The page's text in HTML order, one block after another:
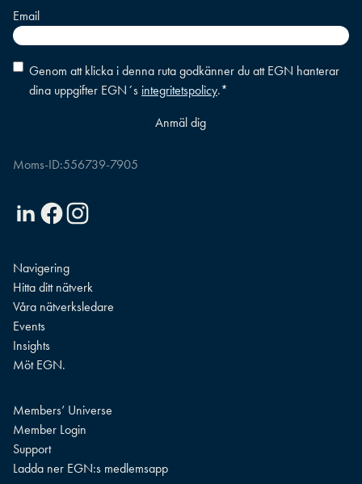
Email
Consent *
Genom att klicka i denna ruta godkänner du att EGN hanterar
dina uppgifter EGN´s integritetspolicy.*
Moms-ID:556739-7905
LinkedinFacebookInstagram
Navigering
Hitta ditt nätverk
Våra nätverksledare
Events
Insights
Möt EGN.
Members’ Universe
Member Login
Support
Ladda ner EGN:s medlemsapp